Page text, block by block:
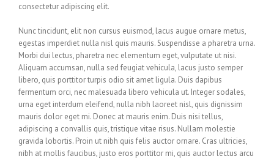
consectetur adipiscing elit.
Nunc tincidunt, elit non cursus euismod, lacus augue ornare metus,
egestas imperdiet nulla nisl quis mauris. Suspendisse a pharetra urna.
Morbi dui lectus, pharetra nec elementum eget, vulputate ut nisi.
Aliquam accumsan, nulla sed feugiat vehicula, lacus justo semper
libero, quis porttitor turpis odio sit amet ligula. Duis dapibus
fermentum orci, nec malesuada libero vehicula ut. Integer sodales,
urna eget interdum eleifend, nulla nibh laoreet nisl, quis dignissim
mauris dolor eget mi. Donec at mauris enim. Duis nisi tellus,
adipiscing a convallis quis, tristique vitae risus. Nullam molestie
gravida lobortis. Proin ut nibh quis felis auctor ornare. Cras ultricies,
nibh at mollis faucibus, justo eros porttitor mi, quis auctor lectus arcu